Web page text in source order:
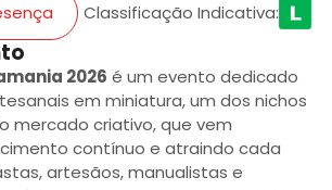
Classificação Indicativa:
2026 é um evento dedicado
em miniatura, um dos nichos
mercado criativo, que vem
contínuo e atraindo cada
artesãos, manualistas e